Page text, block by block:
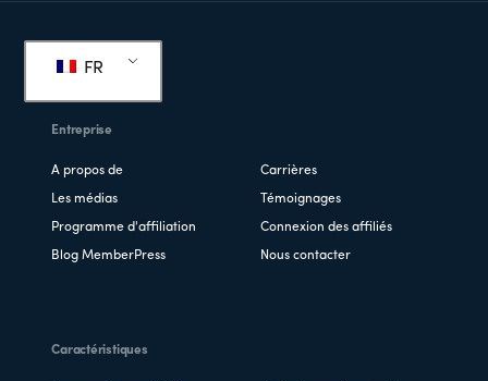
de
FR
Entreprise
A propos de Carrières
Les médias Témoignages
Programme d'affiliation Connexion des affiliés
Blog MemberPress Nous contacter
Caractéristiques